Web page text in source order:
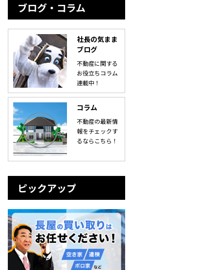
ブログ・コラム
社長の気まま
ブログ
不動産に関する
お役立ちコラム
連載中！
コラム
不動産の最新情
報をチェックす
るならこちら！
ピックアップ